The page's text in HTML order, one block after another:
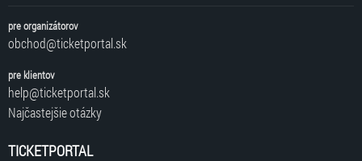
pre organizátorov
obchod@ticketportal.sk
pre klientov
help@ticketportal.sk
Najčastejšie otázky
TICKETPORTAL